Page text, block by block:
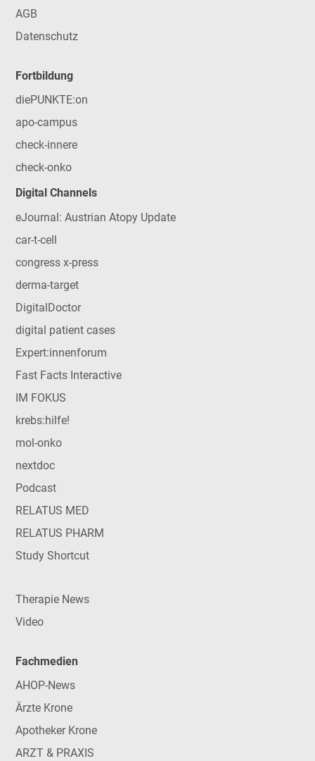
AGB
Datenschutz
Fortbildung
diePUNKTE:on
apo-campus
check-innere
check-onko
Digital Channels
eJournal: Austrian Atopy Update
car-t-cell
congress x-press
derma-target
DigitalDoctor
digital patient cases
Expert:innenforum
Fast Facts Interactive
IM FOKUS
krebs:hilfe!
mol-onko
nextdoc
Podcast
RELATUS MED
RELATUS PHARM
Study Shortcut
Therapie News
Video
Fachmedien
AHOP-News
Ärzte Krone
Apotheker Krone
ARZT & PRAXIS